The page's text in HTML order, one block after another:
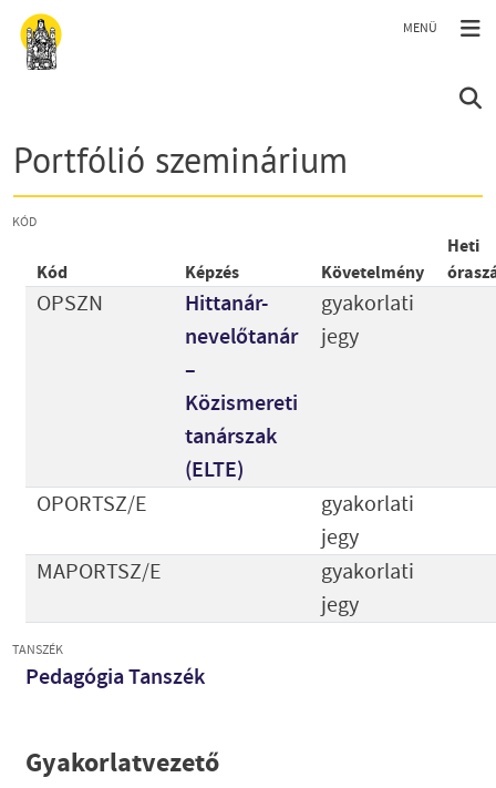
Ugrás a tartalomra
Portfólió szeminárium
KÓD
Kód Képzés Követelmény
Heti
OPSZN
Hittanár-
nevelőtanár
–
Közismereti
tanárszak
(ELTE)
gyakorlati
jegy
OPORTSZ/E
gyakorlati
jegy
MAPORTSZ/E
gyakorlati
jegy
TANSZÉK
Pedagógia Tanszék
Gyakorlatvezető